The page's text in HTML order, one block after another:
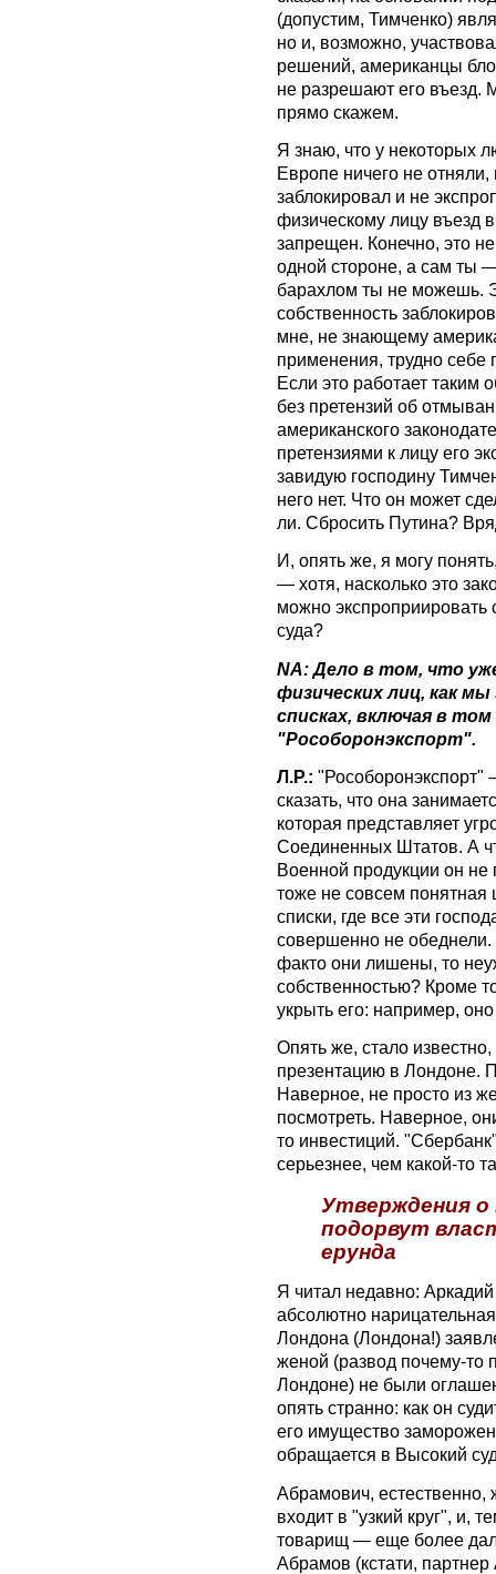
(допустим, Тимченко)
но и, возможно,
решений, американцы
не разрешают его въезд.
прямо скажем.
Я знаю, что у некоторых
Европе ничего не отняли,
заблокировал и не
физическому лицу въезд
запрещен. Конечно, это
одной стороне, а сам ты
барахлом ты не можешь.
собственность
мне, не знающему
применения, трудно себе
Если это работает таким
без претензий об
американского
претензиями к лицу его
завидую господину
него нет. Что он может
ли. Сбросить Путина?
И, опять же, я могу
— хотя, насколько это
можно экспроприировать
суда?
NA: Дело в том, что
физических лиц, как
списках, включая в
"Рособоронэкспорт".
Л.Р.: "Рособоронэкспорт"
сказать, что она
которая представляет
Соединенных Штатов. А
Военной продукции он не
тоже не совсем понятная
списки, где все эти
совершенно не обеднели.
факто они лишены, то
собственностью? Кроме
укрыть его: например,
Опять же, стало
презентацию в Лондоне.
Наверное, не просто из
посмотреть. Наверное,
то инвестиций.
серьезнее, чем какой-то
Утверждения
подорвут
ерунда
Я читал недавно:
абсолютно
Лондона (Лондона!)
женой (развод почему-то
Лондоне) не были
опять странно: как он
его имущество
обращается в Высокий
Абрамович, естественно,
входит в "узкий круг", и,
товарищ — еще более
Абрамов (кстати,